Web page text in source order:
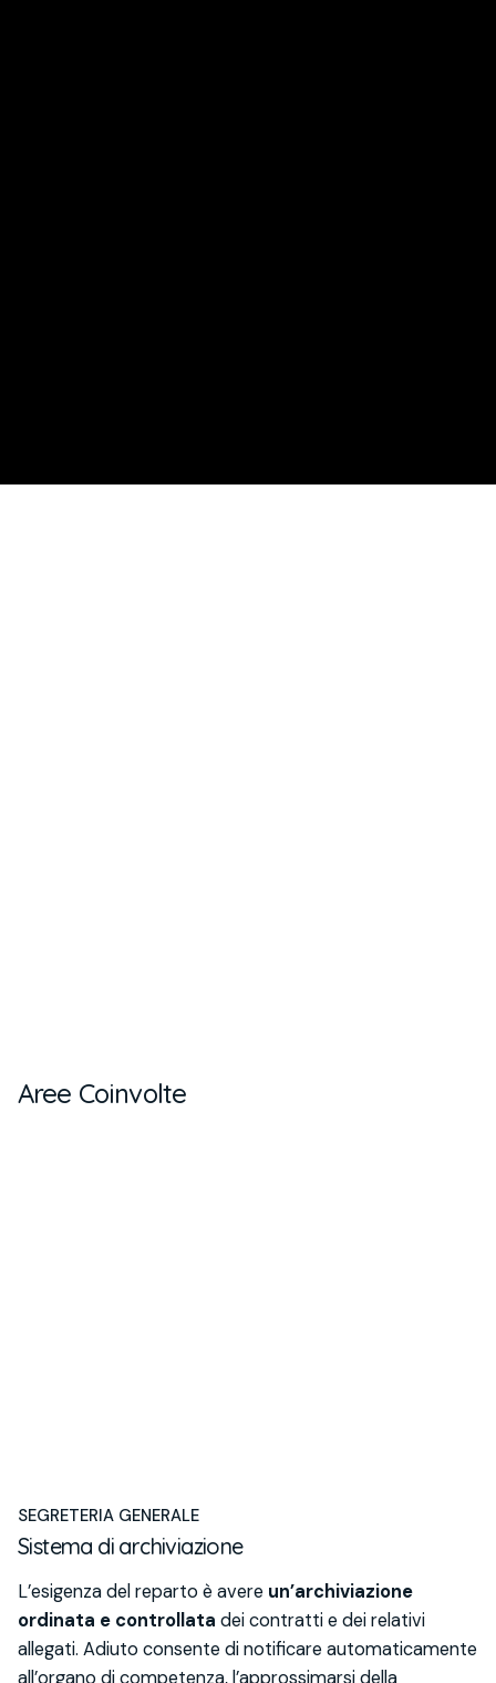
Aree Coinvolte
SEGRETERIA GENERALE
Sistema di archiviazione
L’esigenza del reparto è avere un’archiviazione
ordinata e controllata dei contratti e dei relativi
allegati. Adiuto consente di notificare automaticamente
all’organo di competenza, l’approssimarsi della